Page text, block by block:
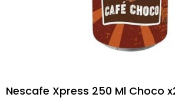
Nescafe Xpress 250 Ml Choco